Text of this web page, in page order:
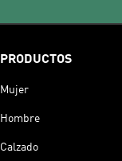
PRODUCTOS
Mujer
Hombre
Calzado